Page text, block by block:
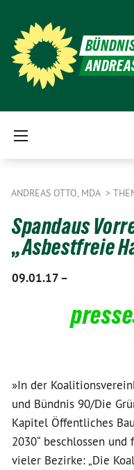
ANDREAS OTTO, MDA
Spandaus
„Asbestfreie
09.01.17 –
»In der
und Bündnis 90/Die
Kapitel Öffentliches
2030“ beschlossen
vieler Bezirke: „Die